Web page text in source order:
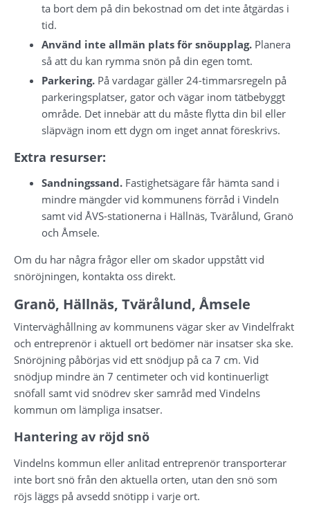
ta bort dem på din bekostnad om det inte åtgärdas i
tid.
Använd inte allmän plats för snöupplag. Planera
så att du kan rymma snön på din egen tomt.
Parkering. På vardagar gäller 24-timmarsregeln på
parkeringsplatser, gator och vägar inom tätbebyggt
område. Det innebär att du måste flytta din bil eller
släpvägn inom ett dygn om inget annat föreskrivs.
Extra resurser:
Sandningssand. Fastighetsägare får hämta sand i
mindre mängder vid kommunens förråd i Vindeln
samt vid ÅVS-stationerna i Hällnäs, Tvärålund, Granö
och Åmsele.
Om du har några frågor eller om skador uppstått vid
snöröjningen, kontakta oss direkt.
Granö, Hällnäs, Tvärålund, Åmsele
Vinterväghållning av kommunens vägar sker av Vindelfrakt
och entreprenör i aktuell ort bedömer när insatser ska ske.
Snöröjning påbörjas vid ett snödjup på ca 7 cm. Vid
snödjup mindre än 7 centimeter och vid kontinuerligt
snöfall samt vid snödrev sker samråd med Vindelns
kommun om lämpliga insatser.
Hantering av röjd snö
Vindelns kommun eller anlitad entreprenör transporterar
inte bort snö från den aktuella orten, utan den snö som
röjs läggs på avsedd snötipp i varje ort.